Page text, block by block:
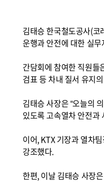
김태승 한국철도공사(코
운행과 안전에 대한 실
간담회에 참여한 직원들
검표 등 차내 질서 유지
김태승 사장은 “오늘의
있도록 고속열차 안전과
이어, KTX 기장과 열차
강조했다.
한편, 이날 김태승 사장